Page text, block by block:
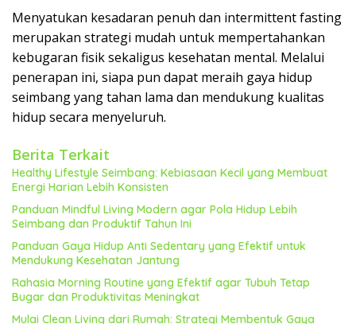
Menyatukan kesadaran penuh dan intermittent fasting
merupakan strategi mudah untuk mempertahankan
kebugaran fisik sekaligus kesehatan mental. Melalui
penerapan ini, siapa pun dapat meraih gaya hidup
seimbang yang tahan lama dan mendukung kualitas
hidup secara menyeluruh.
Berita Terkait
Healthy Lifestyle Seimbang: Kebiasaan Kecil yang Membuat
Energi Harian Lebih Konsisten
Panduan Mindful Living Modern agar Pola Hidup Lebih
Seimbang dan Produktif Tahun Ini
Panduan Gaya Hidup Anti Sedentary yang Efektif untuk
Mendukung Kesehatan Jantung
Rahasia Morning Routine yang Efektif agar Tubuh Tetap
Bugar dan Produktivitas Meningkat
Mulai Clean Living dari Rumah: Strategi Membentuk Gaya